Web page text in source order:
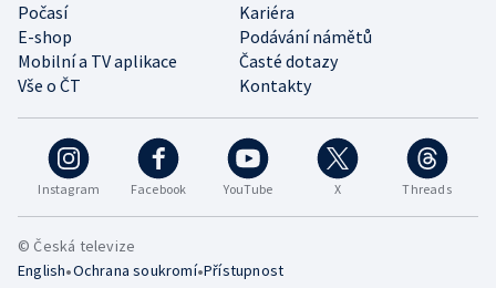
Instagram Facebook YouTube X Threads
Počasí
Kariéra
E-shop
Podávání námětů
Mobilní a TV aplikace
Časté dotazy
Vše o ČT
Kontakty
© Česká televize
English•Ochrana soukromí•Přístupnost